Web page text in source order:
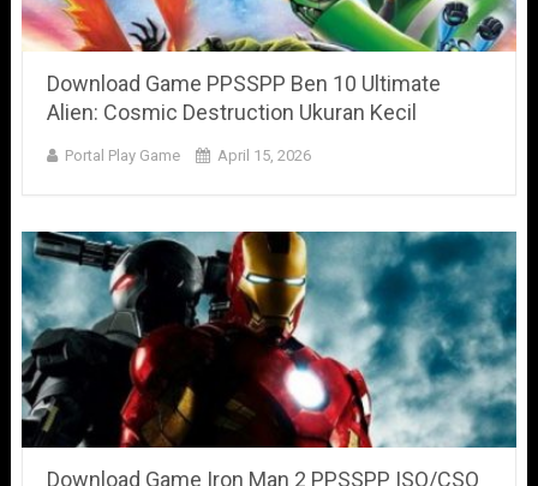
Download Game PPSSPP Ben 10 Ultimate
Alien: Cosmic Destruction Ukuran Kecil
Portal Play Game April 15, 2026
Download Game Iron Man 2 PPSSPP ISO/CSO